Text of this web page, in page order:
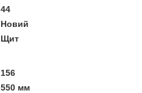
44
Новий
Щит
156
550 мм